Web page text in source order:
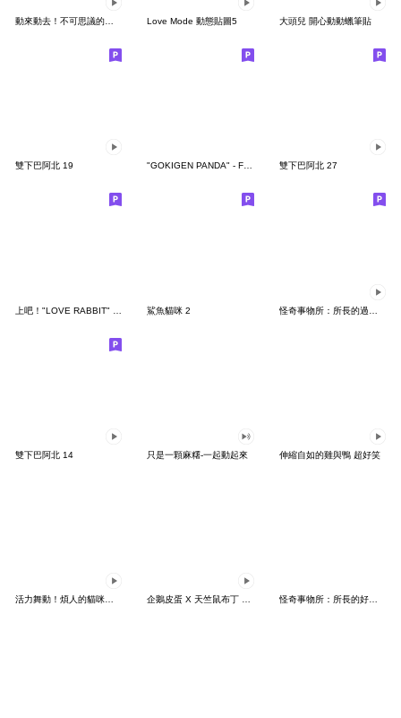
Love Mode 動態貼圖5 大頭兒 開心動動蠟筆貼
雙下巴阿北 19 "GOKIGEN PANDA" - Feeling / global 雙下巴阿北 27
鯊魚貓咪 2
雙下巴阿北 14 只是一顆麻糬-一起動起來 伸縮自如的雞與鴨 超好笑
活力舞動！煩人的貓咪★迷你版 2 企鵝皮蛋 X 天竺鼠布丁 有點厭世 怪奇事物所：所長的好日子要來力